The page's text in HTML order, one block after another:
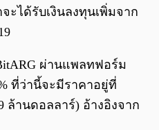
ะได้รับเงินลงทุนเพิ่มจาก
ผ่านแพลทฟอร์ม
ที่ว่านี้จะมีราคาอยู่ที่
ล้านดอลลาร์) อ้างอิงจาก